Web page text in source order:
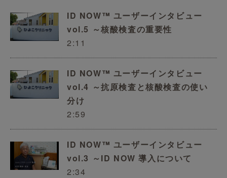
ID NOW™ ユーザーインタビュー
vol.5 ～核酸検査の重要性
2:11
ID NOW™ ユーザーインタビュー
vol.4 ～抗原検査と核酸検査の使い
分け
2:59
ID NOW™ ユーザーインタビュー
vol.3 ～ID NOW 導入について
2:34